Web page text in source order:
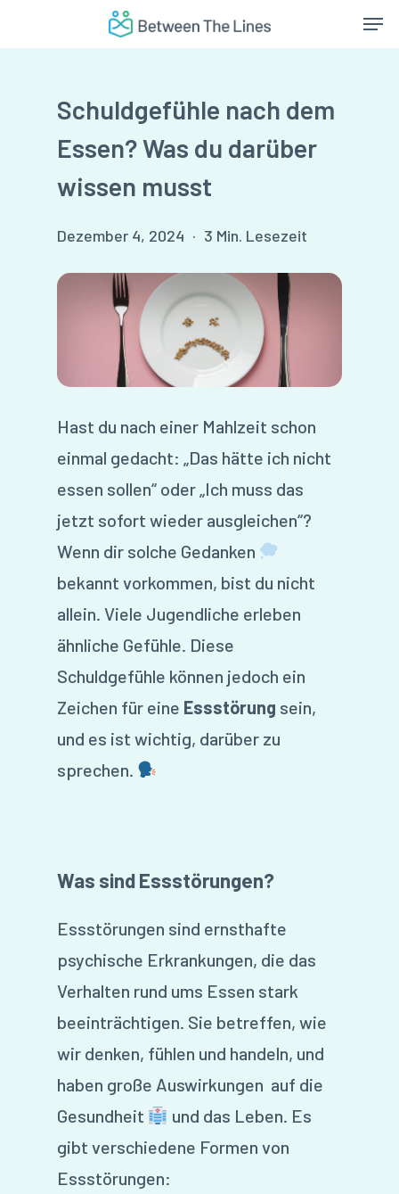
Menu
Schuldgefühle nach dem
Essen? Was du darüber
wissen musst
Dezember 4, 2024 3 Min. Lesezeit
Hast du nach einer Mahlzeit schon
einmal gedacht: „Das hätte ich nicht
essen sollen“ oder „Ich muss das
jetzt sofort wieder ausgleichen“?
Wenn dir solche Gedanken
bekannt vorkommen, bist du nicht
allein. Viele Jugendliche erleben
ähnliche Gefühle. Diese
Schuldgefühle können jedoch ein
Zeichen für eine Essstörung sein,
und es ist wichtig, darüber zu
sprechen.
Was sind Essstörungen?
Essstörungen sind ernsthafte
psychische Erkrankungen, die das
Verhalten rund ums Essen stark
beeinträchtigen. Sie betreffen, wie
wir denken, fühlen und handeln, und
haben große Auswirkungen auf die
Gesundheit
und das Leben. Es
gibt verschiedene Formen von
Essstörungen: